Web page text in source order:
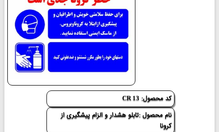
کد محصول: CR 13
نام محصول :تابلو هشدار و الزام پیشگیری از
کرونا